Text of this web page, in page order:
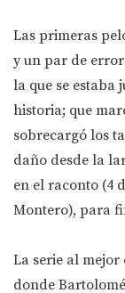
Las primeras
y un par de
la que se
historia; que
sobrecargó los
daño desde la
en el raconto (4
Montero), para
La serie al mejor
donde